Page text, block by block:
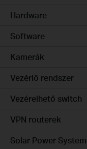
Hardware
Software
Kamerák
Vezérlő rendszer
Vezérelhető switch
VPN routerek
Solar Power System